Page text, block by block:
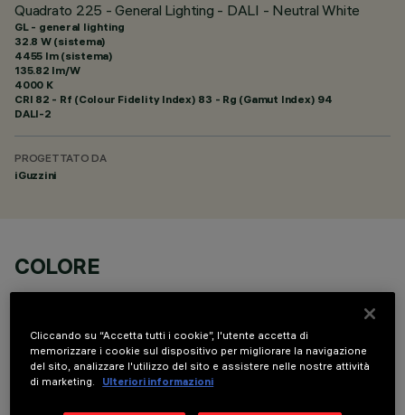
Quadrato 225 - General Lighting - DALI - Neutral White
GL - general lighting
32.8 W (sistema)
4455 lm (sistema)
135.82 lm/W
4000 K
CRI 82 - Rf (Colour Fidelity Index) 83 - Rg (Gamut Index) 94
DALI-2
PROGETTATO DA
iGuzzini
COLORE
Cliccando su “Accetta tutti i cookie”, l'utente accetta di
memorizzare i cookie sul dispositivo per migliorare la navigazione
del sito, analizzare l'utilizzo del sito e assistere nelle nostre attività
di marketing.
Ulteriori informazioni